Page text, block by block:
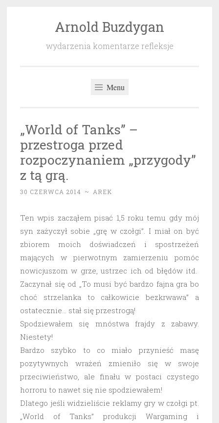
Arnold Buzdygan
wydarzenia komentarze refleksje
Menu
„World of Tanks” –
przestroga przed
rozpoczynaniem „przygody”
z tą grą.
30 CZERWCA 2014 ~ AREK
Ten wpis zacząłem pisać 1,5 roku temu gdy mój
syn zażyczył sobie „grę w czołgi”. I miał on być
zbiorem moich doświadczeń i spostrzeżeń
mających w pierwotnym zamierzeniu pomóc
nowicjuszom w grze, ustrzec ich od błędów itd.
Zaczynał się od „To musi być bardzo fajna gra bo
choć strzelanka to całkowicie bezkrwawa” a
ostatecznie… stał się przestrogą!
Spodziewałem się mnóstwa frajdy z zabawy.
Niestety!
Bardzo szybko to co miało przynieść masę
pozytywnych wrażeń zmieniło się w swoje
przeciwieństwo, ale finału w postaci czystego
horroru to nawet się nie spodziewałem!
Dlatego jeśli widzieliście reklamy gry w czołgi pt.
„World of Tanks” produkcji Wargaming i